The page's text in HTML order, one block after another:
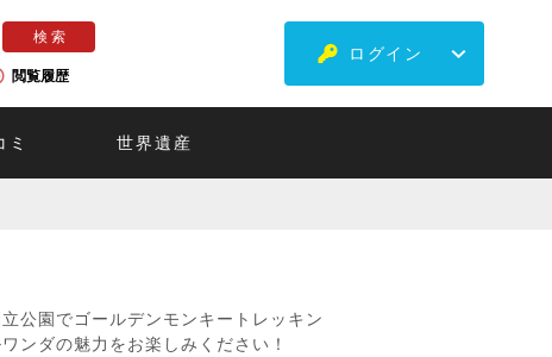
閲覧履歴
ログイン
ミ 世界遺産
公園でゴールデンモンキートレッキン
ンダの魅力をお楽しみください！